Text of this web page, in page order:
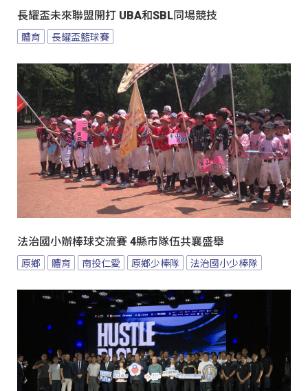
長耀盃未來聯盟開打 UBA和SBL同場競技
體育 長耀盃籃球賽
法治國小辦棒球交流賽 4縣市隊伍共襄盛舉
原鄉 體育 南投仁愛 原鄉少棒隊 法治國小少棒隊